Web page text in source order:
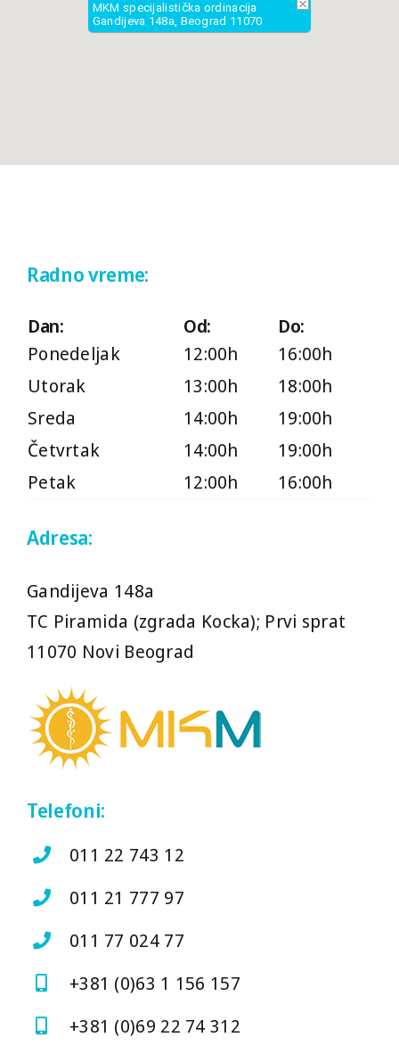
MKM specijalistička ordinacija
Gandijeva 148a, Beograd 11070
Radno vreme:
Dan: Od:
Do:
Ponedeljak
12:00h
16:00h
Utorak
13:00h
18:00h
Sreda
14:00h
19:00h
Četvrtak
14:00h
19:00h
Petak
12:00h 16:00h
Adresa:
Gandijeva 148a
TC Piramida (zgrada Kocka); Prvi sprat
11070 Novi Beograd
Telefoni:
011 22 743 12
011 21 777 97
011 77 024 77
+381 (0)63 1 156 157
+381 (0)69 22 74 312
+381 (0)63 1 156 157
Dan:
Ponedeljak 12:00h 16:00h
Utorak 13:00h 18:00h
Sreda 14:00h 19:00h
Četvrtak 14:00h 19:00h
Petak